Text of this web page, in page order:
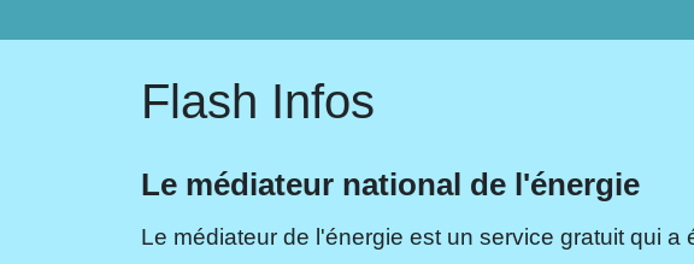
Flash Infos
Le médiateur national de l'énergie
Le médiateur de l'énergie est un service gratuit qui